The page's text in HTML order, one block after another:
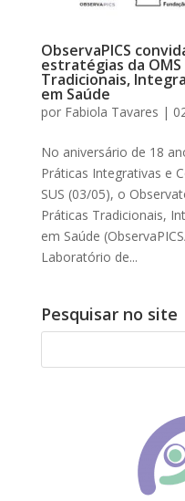
ObservaPICS
estratégias da
Tradicionais,
em Saúde
por Fabiola Tavares |
No aniversário de 18
Práticas Integrativas e
SUS (03/05), o
Práticas Tradicionais,
em Saúde
Laboratório de...
Pesquisar no site